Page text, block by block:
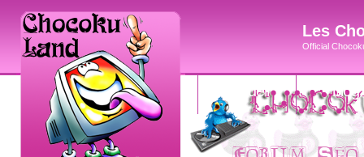
Les
Official
accueil blog